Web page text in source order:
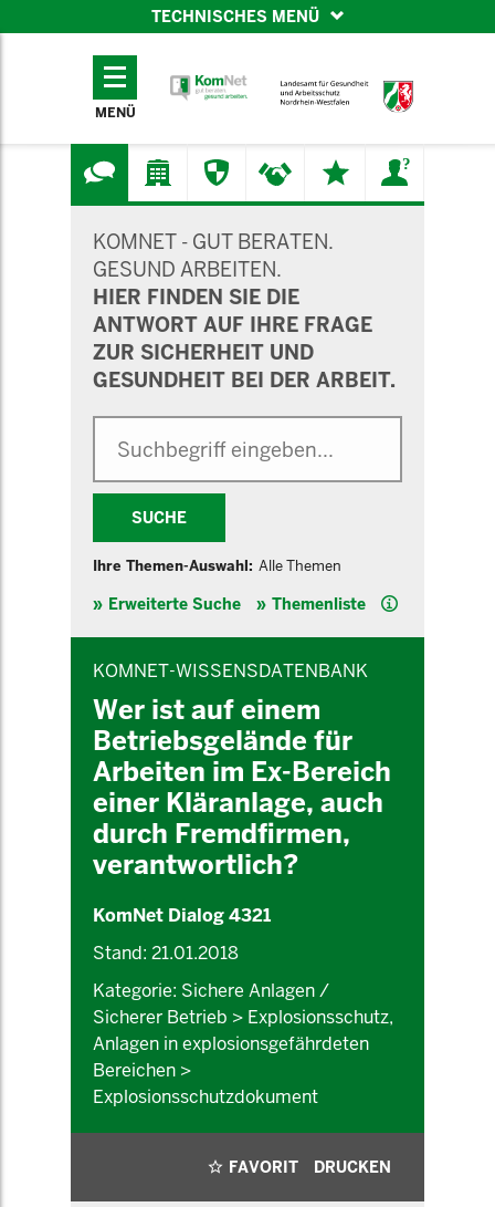
TECHNISCHES MENÜ
TECHNISCHES
MENÜ
KOMNET - GUT BERATEN.
GESUND ARBEITEN.
HIER FINDEN SIE DIE
ANTWORT AUF IHRE FRAGE
ZUR SICHERHEIT UND
GESUNDHEIT BEI DER ARBEIT.
SUCHE
Ihre Themen-Auswahl: Alle Themen
Erweiterte Suche Themenliste Hilfe
KOMNET-WISSENSDATENBANK
Wer ist auf einem
Betriebsgelände für
Arbeiten im Ex-Bereich
einer Kläranlage, auch
durch Fremdfirmen,
verantwortlich?
KomNet Dialog 4321
Stand: 21.01.2018
Kategorie: Sichere Anlagen /
Sicherer Betrieb > Explosionsschutz,
Anlagen in explosionsgefährdeten
Bereichen >
Explosionsschutzdokument
FAVORIT DRUCKEN